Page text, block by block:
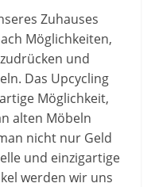
Zuhauses
Möglichkeiten,
und
Das Upcycling
Möglichkeit,
alten Möbeln
nicht nur Geld
und einzigartige
werden wir uns